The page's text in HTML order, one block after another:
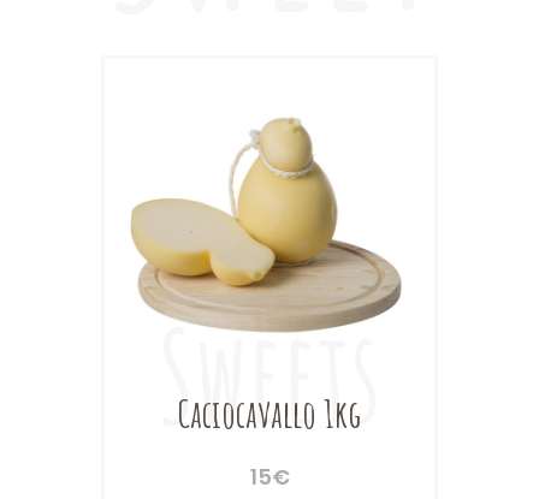
Caciocavallo 1kg
15€